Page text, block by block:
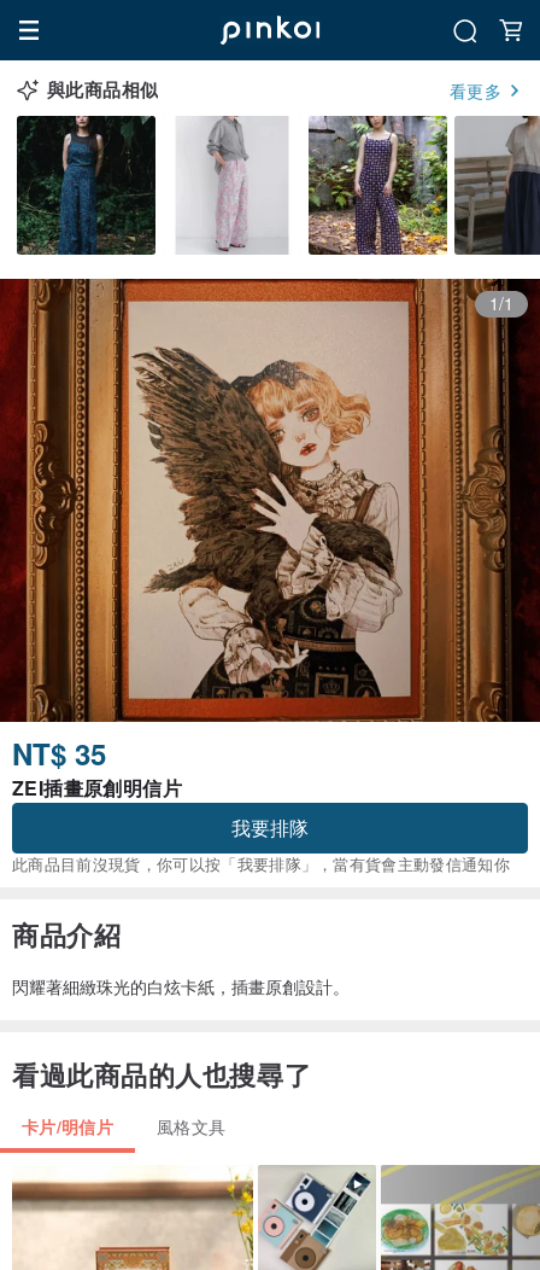
與此商品相似 看更多
1/1
NT$ 35
ZEI插畫原創明信片
我要排隊
此商品目前沒現貨，你可以按「我要排隊」，當有貨會主動發信通知你
商品介紹
閃耀著細緻珠光的白炫卡紙，插畫原創設計。
看過此商品的人也搜尋了
卡片/明信片 風格文具